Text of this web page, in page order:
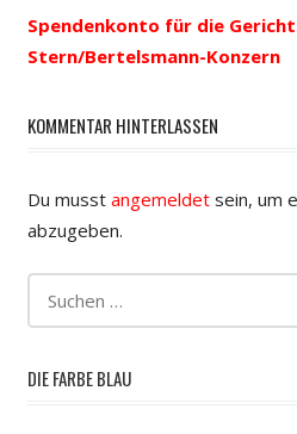
Spendenkonto für die
Stern/Bertelsmann-Konzern
KOMMENTAR HINTERLASSEN
Du musst angemeldetsein, um
abzugeben.
DIE FARBE BLAU